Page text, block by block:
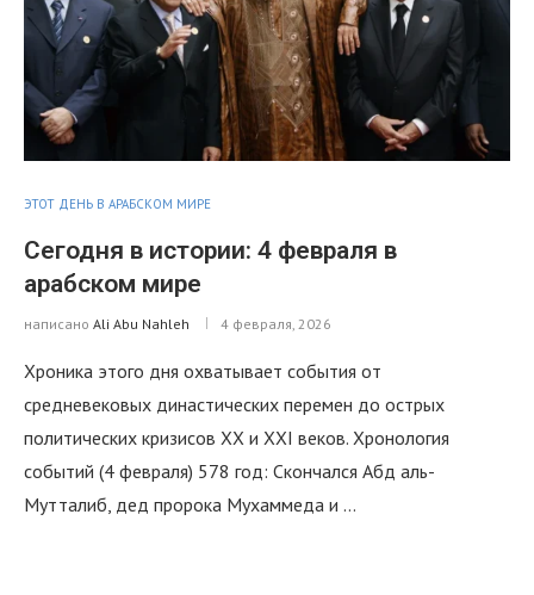
ЭТОТ ДЕНЬ В АРАБСКОМ МИРЕ
Сегодня в истории: 4 февраля в
арабском мире
написано Ali Abu Nahleh 4 февраля, 2026
Хроника этого дня охватывает события от
средневековых династических перемен до острых
политических кризисов XX и XXI веков. Хронология
событий (4 февраля) 578 год: Скончался Абд аль-
Мутталиб, дед пророка Мухаммеда и …